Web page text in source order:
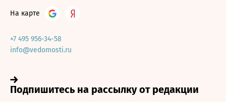
На карте
+7 495 956-34-58
info@vedomosti.ru